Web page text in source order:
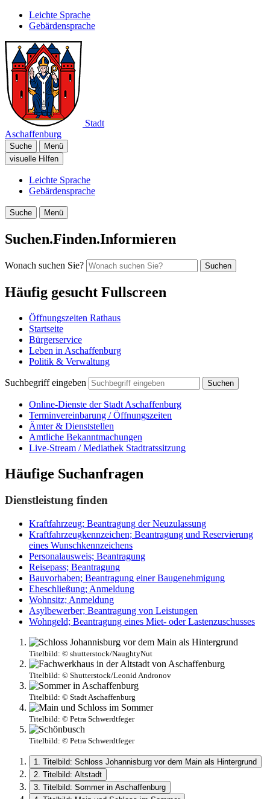
Leichte Sprache
Gebärdensprache
Stadt
Aschaffenburg
Suche
Menü
visuelle Hilfen
Leichte Sprache
Gebärdensprache
Suche Menü
Suchen.Finden.Informieren
Wonach suchen Sie? Suchen
Häufig gesucht Fullscreen
Öffnungszeiten Rathaus
Startseite
Bürgerservice
Leben in Aschaffenburg
Politik & Verwaltung
Suchbegriff eingeben Suchen
Online-Dienste der Stadt Aschaffenburg
Terminvereinbarung / Öffnungszeiten
Ämter & Dienststellen
Amtliche Bekanntmachungen
Live-Stream / Mediathek Stadtratssitzung
Häufige Suchanfragen
Dienstleistung finden
Kraftfahrzeug; Beantragung der Neuzulassung
Kraftfahrzeugkennzeichen; Beantragung und Reservierung
eines Wunschkennzeichens
Personalausweis; Beantragung
Reisepass; Beantragung
Bauvorhaben; Beantragung einer Baugenehmigung
Eheschließung; Anmeldung
Wohnsitz; Anmeldung
Asylbewerber; Beantragung von Leistungen
Wohngeld; Beantragung eines Miet- oder Lastenzuschusses
Titelbild: © shutterstock/NaughtyNut
Titelbild: © Shutterstock/Leonid Andronov
Titelbild: © Stadt Aschaffenburg
Titelbild: © Petra Schwerdtfeger
Titelbild: © Petra Schwerdtfeger
1. Titelbild: Schloss Johannisburg vor dem Main als Hintergrund
2. Titelbild: Altstadt
3. Titelbild: Sommer in Aschaffenburg